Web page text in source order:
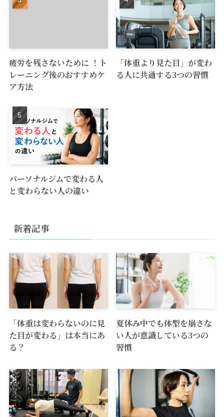
疲労を残さないために ！ト
レーニング後のおすすめケ
ア方法
「体重より見た目」が変わ
る人に共通する3つの習慣
パーソナルジムで変わる人
と変わらない人の違い
新着記事
「体重は変わらないのに見
た目が変わる」は本当にあ
る？
夏休み中でも体型を崩さな
い人が意識している3つの
習慣